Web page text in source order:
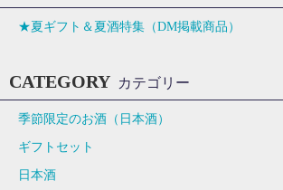
★夏ギフト＆夏酒特集（DM掲載商品）
CATEGORY カテゴリー
季節限定のお酒（日本酒）
ギフトセット
日本酒